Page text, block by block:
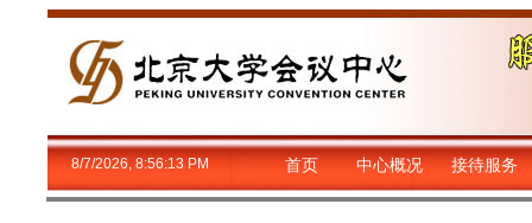
8/7/2026, 8:56:14 PM 首页 中心概况 接待服务